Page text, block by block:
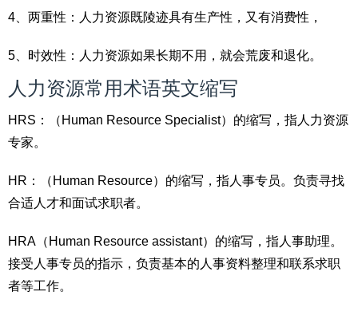
4、两重性：人力资源既陵迹具有生产性，又有消费性，
5、时效性：人力资源如果长期不用，就会荒废和退化。
人力资源常用术语英文缩写
HRS：（Human Resource Specialist）的缩写，指人力资源
专家。
HR：（Human Resource）的缩写，指人事专员。负责寻找
合适人才和面试求职者。
HRA（Human Resource assistant）的缩写，指人事助理。
接受人事专员的指示，负责基本的人事资料整理和联系求职
者等工作。